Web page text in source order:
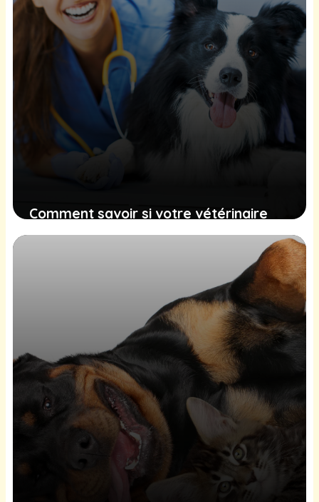
Comment savoir si votre vétérinaire
utilise les bons outils technologiques
(et pourquoi ça compte pour votre